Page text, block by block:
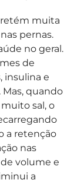
retém muita
pernas.
no geral.
de
insulina e
quando
sal, o
a retenção
nas
volume e
a